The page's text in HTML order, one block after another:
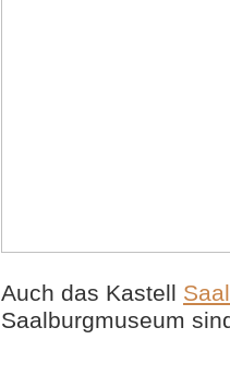
Auch das Kastell
Saalburgmuseum